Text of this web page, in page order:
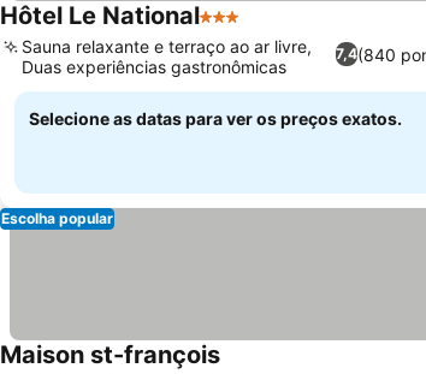
Hôtel Le National3 Estrelas
7,4(840
Sauna relaxante e terraço ao ar livre,
Duas experiências gastronômicas
Selecione as datas para ver os preços exatos.
Escolha popular
Maison st-françois